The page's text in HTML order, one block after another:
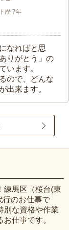
歴 7年
なればと思
りがとう」の
います。
ので、どんな
出来ます。
練馬区（桜台(東
行のお仕事で
別な資格や作業
仕事です。